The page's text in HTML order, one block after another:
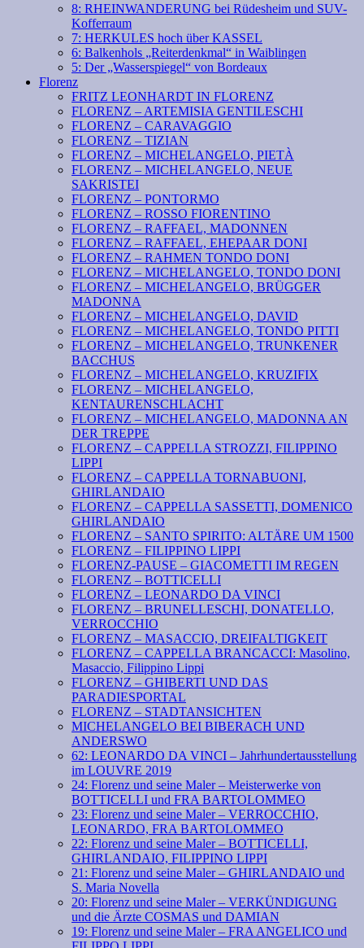
8: RHEINWANDERUNG bei Rüdesheim und SUV-
Kofferraum
7: HERKULES hoch über KASSEL
6: Balkenhols „Reiterdenkmal“ in Waiblingen
5: Der „Wasserspiegel“ von Bordeaux
Florenz
FRITZ LEONHARDT IN FLORENZ
FLORENZ – ARTEMISIA GENTILESCHI
FLORENZ – CARAVAGGIO
FLORENZ – TIZIAN
FLORENZ – MICHELANGELO, PIETÀ
FLORENZ – MICHELANGELO, NEUE
SAKRISTEI
FLORENZ – PONTORMO
FLORENZ – ROSSO FIORENTINO
FLORENZ – RAFFAEL, MADONNEN
FLORENZ – RAFFAEL, EHEPAAR DONI
FLORENZ – RAHMEN TONDO DONI
FLORENZ – MICHELANGELO, TONDO DONI
FLORENZ – MICHELANGELO, BRÜGGER
MADONNA
FLORENZ – MICHELANGELO, DAVID
FLORENZ – MICHELANGELO, TONDO PITTI
FLORENZ – MICHELANGELO, TRUNKENER
BACCHUS
FLORENZ – MICHELANGELO, KRUZIFIX
FLORENZ – MICHELANGELO,
KENTAURENSCHLACHT
FLORENZ – MICHELANGELO, MADONNA AN
DER TREPPE
FLORENZ – CAPPELLA STROZZI, FILIPPINO
LIPPI
FLORENZ – CAPPELLA TORNABUONI,
GHIRLANDAIO
FLORENZ – CAPPELLA SASSETTI, DOMENICO
GHIRLANDAIO
FLORENZ – SANTO SPIRITO: ALTÄRE UM 1500
FLORENZ – FILIPPINO LIPPI
FLORENZ-PAUSE – GIACOMETTI IM REGEN
FLORENZ – BOTTICELLI
FLORENZ – LEONARDO DA VINCI
FLORENZ – BRUNELLESCHI, DONATELLO,
VERROCCHIO
FLORENZ – MASACCIO, DREIFALTIGKEIT
FLORENZ – CAPPELLA BRANCACCI: Masolino,
Masaccio, Filippino Lippi
FLORENZ – GHIBERTI UND DAS
PARADIESPORTAL
FLORENZ – STADTANSICHTEN
MICHELANGELO BEI BIBERACH UND
ANDERSWO
62: LEONARDO DA VINCI – Jahrhundertausstellung
im LOUVRE 2019
24: Florenz und seine Maler – Meisterwerke von
BOTTICELLI und FRA BARTOLOMMEO
23: Florenz und seine Maler – VERROCCHIO,
LEONARDO, FRA BARTOLOMMEO
22: Florenz und seine Maler – BOTTICELLI,
GHIRLANDAIO, FILIPPINO LIPPI
21: Florenz und seine Maler – GHIRLANDAIO und
S. Maria Novella
20: Florenz und seine Maler – VERKÜNDIGUNG
und die Ärzte COSMAS und DAMIAN
19: Florenz und seine Maler – FRA ANGELICO und